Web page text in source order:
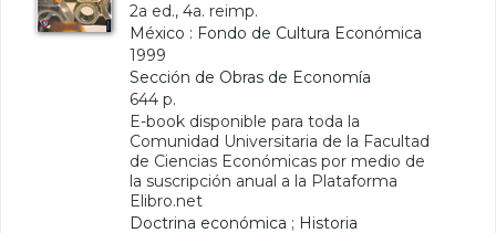
2a ed., 4a. reimp.
México : Fondo de Cultura Económica
1999
Sección de Obras de Economía
644 p.
E-book disponible para toda la
Comunidad Universitaria de la Facultad
de Ciencias Económicas por medio de
la suscripción anual a la Plataforma
Elibro.net
Doctrina económica ; Historia